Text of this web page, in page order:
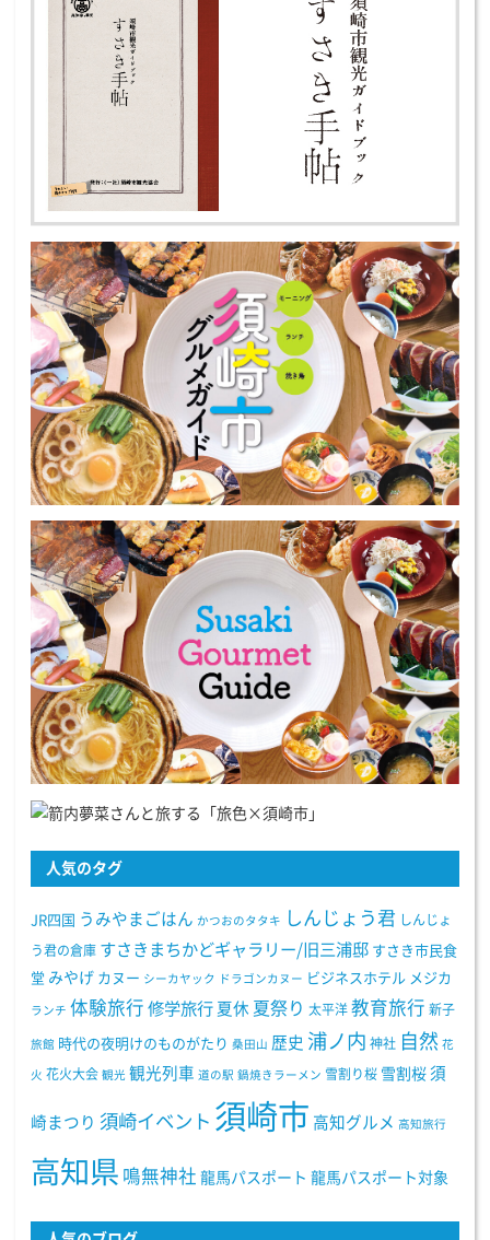
人気のタグ
JR四国 うみやまごはん かつおのタタキ しんじょう君 しんじょ
う君の倉庫 すさきまちかどギャラリー/旧三浦邸 すさき市民食
堂 みやげ カヌー シーカヤック ドラゴンカヌー ビジネスホテル メジカ
ランチ 体験旅行 修学旅行 夏休 夏祭り 太平洋 教育旅行 新子
旅館 時代の夜明けのものがたり 桑田山 歴史 浦ノ内 神社 自然 花
火 花火大会 観光 観光列車 道の駅 鍋焼きラーメン 雪割り桜 雪割桜 須
崎まつり 須崎イベント 須崎市 高知グルメ 高知旅行
高知県 鳴無神社 龍馬パスポート 龍馬パスポート対象